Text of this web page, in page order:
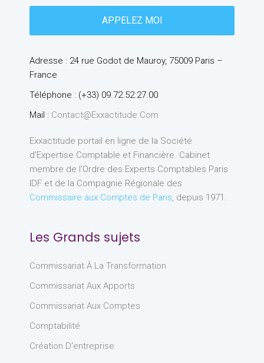
Adresse : 24 rue Godot de Mauroy, 75009 Paris –
France
Téléphone : (+33) 09.72.52.27.00
Mail : Contact@exxactitude.com
Exxactitude portail en ligne de la Société
d’Expertise Comptable et Financière. Cabinet
membre de l’Ordre des Experts Comptables Paris
IDF et de la Compagnie Régionale des
Commissaire aux Comptes de Paris, depuis 1971.
Les Grands sujets
Commissariat À La Transformation
Commissariat Aux Apports
Commissariat Aux Comptes
Comptabilité
Création D'entreprise